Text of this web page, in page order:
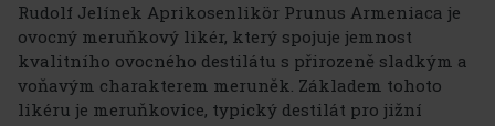
Rudolf Jelínek Aprikosenlikör Prunus Armeniaca je
ovocný meruňkový likér, který spojuje jemnost
kvalitního ovocného destilátu s přirozeně sladkým a
voňavým charakterem meruněk. Základem tohoto
likéru je meruňkovice, typický destilát pro jižní